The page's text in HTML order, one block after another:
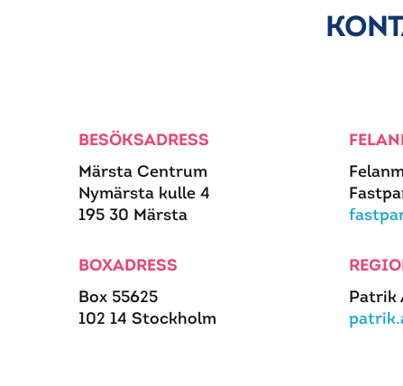
BESÖKSADRESS
Märsta Centrum
Nymärsta kulle 4
195 30 Märsta
BOXADRESS
Box 55625
102 14 Stockholm
Patrik